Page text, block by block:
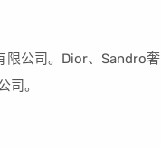
限公司。Dior、Sandro奢
司。